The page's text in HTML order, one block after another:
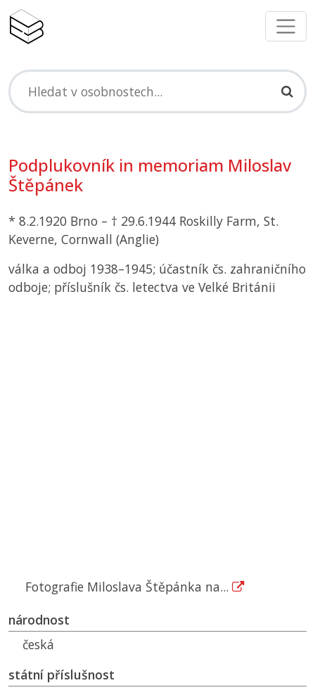
Podplukovník in memoriam Miloslav
Štěpánek
* 8.2.1920 Brno – † 29.6.1944 Roskilly Farm, St.
Keverne, Cornwall (Anglie)
válka a odboj 1938–1945; účastník čs. zahraničního
odboje; příslušník čs. letectva ve Velké Británii
Fotografie Miloslava Štěpánka na...
národnost
česká
státní příslušnost